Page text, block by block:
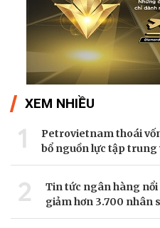
XEM NHIỀU
1
Petrovietnam thoái
bổ nguồn lực tập
2
Tin tức ngân hàng nổi
giảm hơn 3.700 nhân